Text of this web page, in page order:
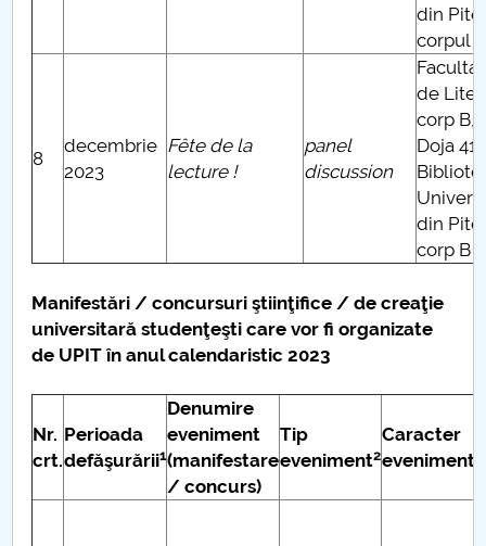
din
corpul B
8
decembrie
2023
Fête de la
lecture !
panel
discussion
de
corp B,
Doja 41
din
corp B
Manifestări / concursuri ştiinţifice / de creaţie
universitară studenţeşti care vor fi organizate
de UPIT în anul calendaristic 2023
Nr.
crt.
Perioada
defăşurării1
Denumire
eveniment
(manifestare
/ concurs)
Tip
eveniment2
Caracter
eveniment